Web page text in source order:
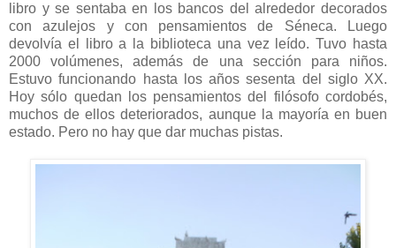
libro y se sentaba en los bancos del alrededor decorados
con azulejos y con pensamientos de Séneca. Luego
devolvía el libro a la biblioteca una vez leído. Tuvo hasta
2000 volúmenes, además de una sección para niños.
Estuvo funcionando hasta los años sesenta del siglo XX.
Hoy sólo quedan los pensamientos del filósofo cordobés,
muchos de ellos deteriorados, aunque la mayoría en buen
estado. Pero no hay que dar muchas pistas.